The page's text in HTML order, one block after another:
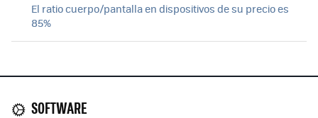
El ratio cuerpo/pantalla en dispositivos de su precio es
85%
SOFTWARE